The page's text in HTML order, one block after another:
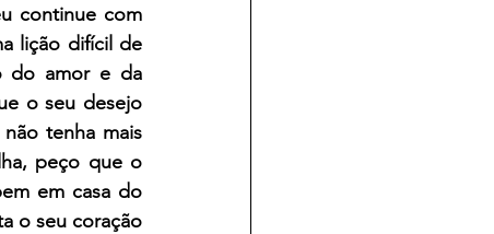
continue com
lição difícil de
do amor e da
o seu desejo
tenha mais
peço que o
em casa do
o seu coração